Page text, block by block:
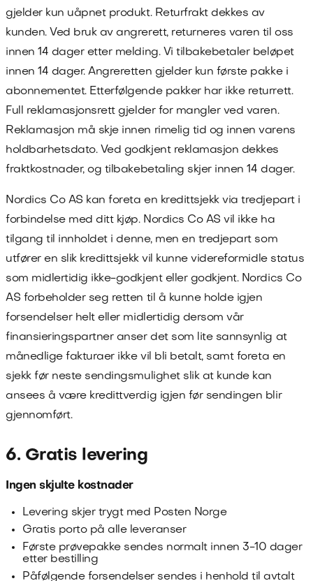
gjelder kun uåpnet produkt. Returfrakt dekkes av
kunden. Ved bruk av angrerett, returneres varen til oss
innen 14 dager etter melding. Vi tilbakebetaler beløpet
innen 14 dager. Angreretten gjelder kun første pakke i
abonnementet. Etterfølgende pakker har ikke returrett.
Full reklamasjonsrett gjelder for mangler ved varen.
Reklamasjon må skje innen rimelig tid og innen varens
holdbarhetsdato. Ved godkjent reklamasjon dekkes
fraktkostnader, og tilbakebetaling skjer innen 14 dager.
Nordics Co AS kan foreta en kredittsjekk via tredjepart i
forbindelse med ditt kjøp. Nordics Co AS vil ikke ha
tilgang til innholdet i denne, men en tredjepart som
utfører en slik kredittsjekk vil kunne videreformidle status
som midlertidig ikke-godkjent eller godkjent. Nordics Co
AS forbeholder seg retten til å kunne holde igjen
forsendelser helt eller midlertidig dersom vår
finansieringspartner anser det som lite sannsynlig at
månedlige fakturaer ikke vil bli betalt, samt foreta en
sjekk før neste sendingsmulighet slik at kunde kan
ansees å være kredittverdig igjen før sendingen blir
gjennomført.
6. Gratis levering
Ingen skjulte kostnader
Levering skjer trygt med Posten Norge
Gratis porto på alle leveranser
Første prøvepakke sendes normalt innen 3-10 dager
etter bestilling
Påfølgende forsendelser sendes i henhold til avtalt